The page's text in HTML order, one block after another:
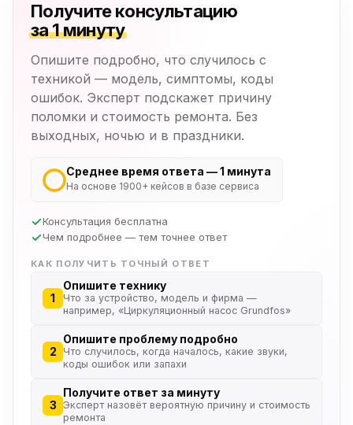
Получите консультацию
за 1 минуту
Опишите подробно, что случилось с
техникой — модель, симптомы, коды
ошибок. Эксперт подскажет причину
поломки и стоимость ремонта. Без
выходных, ночью и в праздники.
Среднее время ответа — 1 минута
На основе 1900+ кейсов в базе сервиса
Консультация бесплатна
Чем подробнее — тем точнее ответ
КАК ПОЛУЧИТЬ ТОЧНЫЙ ОТВЕТ
1
Опишите технику
Что за устройство, модель и фирма —
например, «Циркуляционный насос Grundfos»
2
Опишите проблему подробно
Что случилось, когда началось, какие звуки,
коды ошибок или запахи
3
Получите ответ за минуту
Эксперт назовёт вероятную причину и стоимость
ремонта